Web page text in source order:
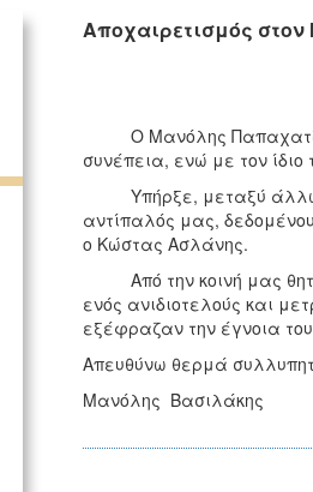
Αποχαιρετισμός
Ο Μανόλης
συνέπεια, ενώ με τον
Υπήρξε, μεταξύ άλλων,
αντίπαλός μας,
ο Κώστας Ασλάνης.
Από την κοινή μας
ενός ανιδιοτελούς και
εξέφραζαν την έγνοια
Απευθύνω θερμά
Μανόλης Βασιλάκης